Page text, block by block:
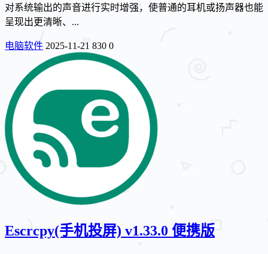
对系统输出的声音进行实时增强，使普通的耳机或扬声器也能
呈现出更清晰、...
电脑软件 2025-11-21 830 0
Escrcpy(手机投屏) v1.33.0 便携版